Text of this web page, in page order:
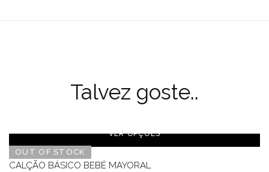
Talvez goste..
OUT OF STOCK
VER OPÇÕES
CALÇÃO BÁSICO BEBÉ MAYORAL